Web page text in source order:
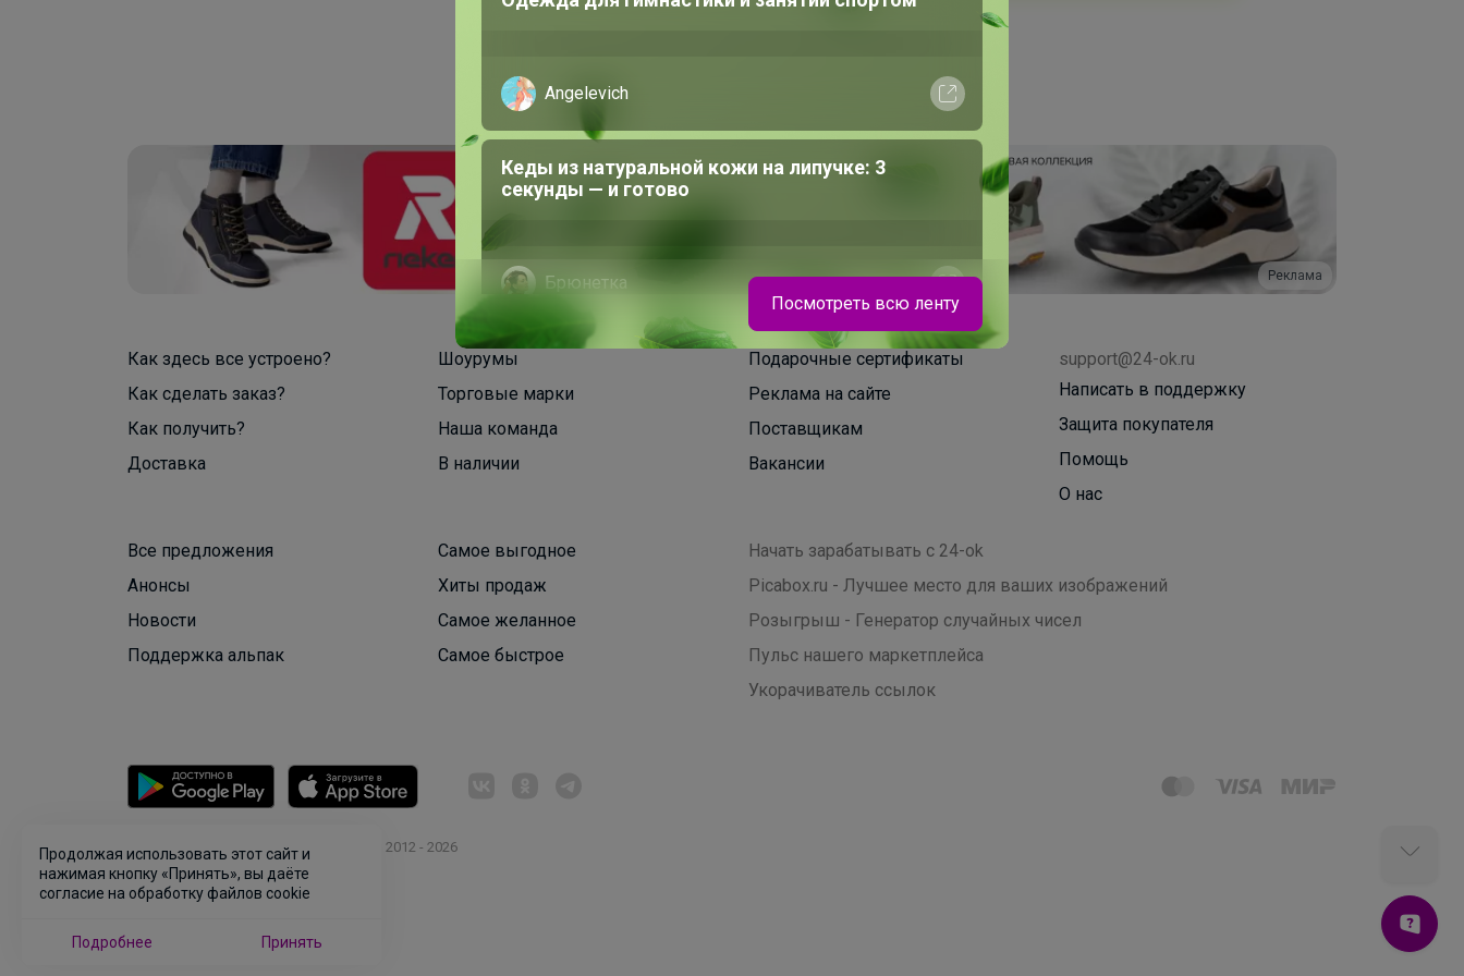
Реклама
Как здесь все устроено?
Как сделать заказ?
Как получить?
Доставка
Шоурумы
Торговые марки
Наша команда
В наличии
Подарочные сертификаты
Реклама на сайте
Поставщикам
Вакансии
support@24-ok.ru
Написать в поддержку
Защита покупателя
Помощь
О нас
Все предложения
Анонсы
Новости
Поддержка альпак
Самое выгодное
Хиты продаж
Самое желанное
Самое быстрое
Начать зарабатывать с 24-ok
Picabox.ru - Лучшее место для ваших изображений
Розыгрыш - Генератор случайных чисел
Пульс нашего маркетплейса
Укорачиватель ссылок
© ООО "Лявита", ОГРН 1122468054070, 2012 - 2026
Политика конфиденциальности
Cоглашение пользователя
Angelevich
Кеды из натуральной кожи на липучке: 3
секунды — и готово
Брюнетка
Трендовые кеды на сменку. То, что надо
Посмотреть всю ленту
Продолжая использовать этот сайт и
нажимая кнопку «Принять», вы даёте
согласие на обработку файлов cookie
Подробнее Принять